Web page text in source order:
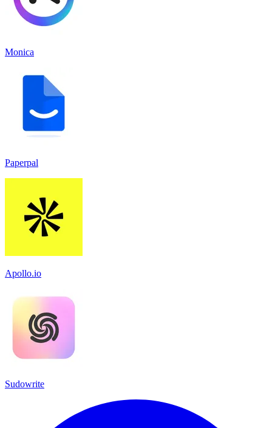
Monica
Paperpal
Apollo.io
Sudowrite